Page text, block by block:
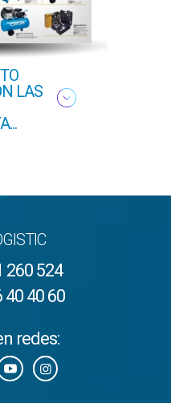
LAS
260 524
40 40 60
redes: